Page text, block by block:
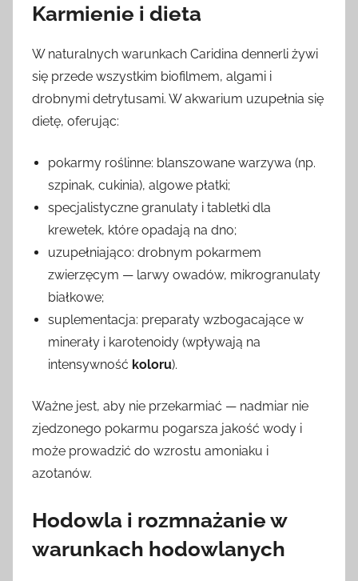
Karmienie i dieta
W naturalnych warunkach Caridina dennerli żywi
się przede wszystkim biofilmem, algami i
drobnymi detrytusami. W akwarium uzupełnia się
dietę, oferując:
pokarmy roślinne: blanszowane warzywa (np.
szpinak, cukinia), algowe płatki;
specjalistyczne granulaty i tabletki dla
krewetek, które opadają na dno;
uzupełniająco: drobnym pokarmem
zwierzęcym — larwy owadów, mikrogranulaty
białkowe;
suplementacja: preparaty wzbogacające w
minerały i karotenoidy (wpływają na
intensywność koloru).
Ważne jest, aby nie przekarmiać — nadmiar nie
zjedzonego pokarmu pogarsza jakość wody i
może prowadzić do wzrostu amoniaku i
azotanów.
Hodowla i rozmnażanie w
warunkach hodowlanych